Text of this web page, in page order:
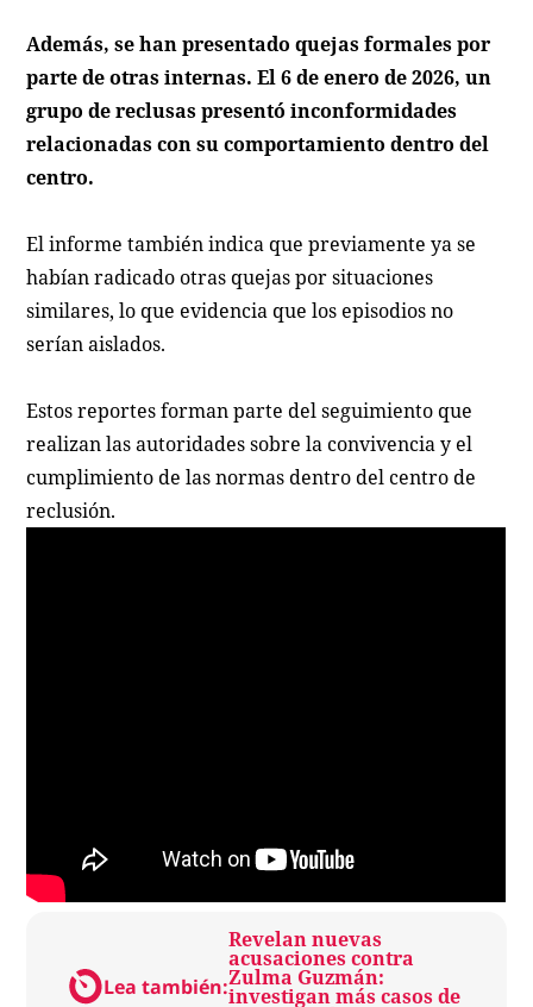
Además, se han presentado quejas formales por
parte de otras internas. El 6 de enero de 2026, un
grupo de reclusas presentó inconformidades
relacionadas con su comportamiento dentro del
centro.
El informe también indica que previamente ya se
habían radicado otras quejas por situaciones
similares, lo que evidencia que los episodios no
serían aislados.
Estos reportes forman parte del seguimiento que
realizan las autoridades sobre la convivencia y el
cumplimiento de las normas dentro del centro de
reclusión.
Lea también:
Revelan nuevas
acusaciones contra
Zulma Guzmán:
investigan más casos de